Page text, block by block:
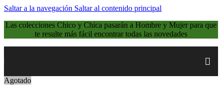
Saltar a la navegación Saltar al contenido principal
Las colecciones Chico y Chica pasarán a Hombre y Mujer para que
te resulte más fácil encontrar todas las novedades
Agotado